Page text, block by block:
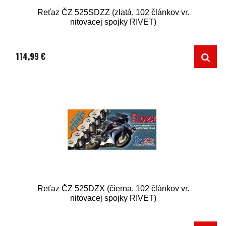
Reťaz ČZ 525SDZZ (zlatá, 102 článkov vr.
nitovacej spojky RIVET)
114,99 €
Reťaz ČZ 525DZX (čierna, 102 článkov vr.
nitovacej spojky RIVET)